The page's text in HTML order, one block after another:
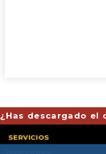
¿Has descargado el
SERVICIOS